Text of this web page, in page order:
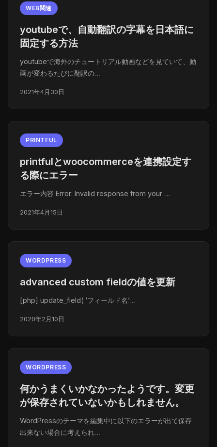
WEB関連
youtubeで、自動翻訳の字幕を日本語に
固定する方法
youtubeで海外のチュートリアル動画などを見ていて、動
画が変わるたびに翻訳の…
2021年4月30日
PRINTFUL
printfulとwoocommerceを連携設定す
る際にエラー
エラー内容 Error: Invalid response from your …
2021年4月15日
WORDPRESS
advanced custom fieldの値を更新
[php] update_field( ‘フィールド名’…
2020年2月10日
WORDPRESS
何かうまくいかなかったようです。変更
が保存されていないかもしれません。
WordPressのテーマを編集中に以下のエラーが出て保存
出来ない場合に考えられ…